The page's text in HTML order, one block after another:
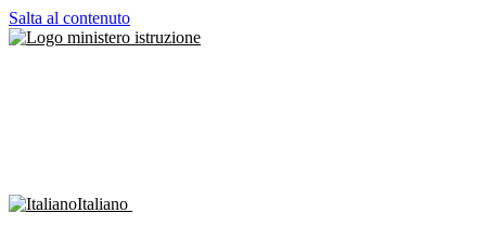
Salta al contenuto
Italiano